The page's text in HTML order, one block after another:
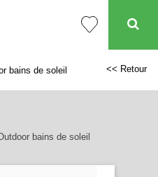
bains de soleil << Retour
bains de soleil